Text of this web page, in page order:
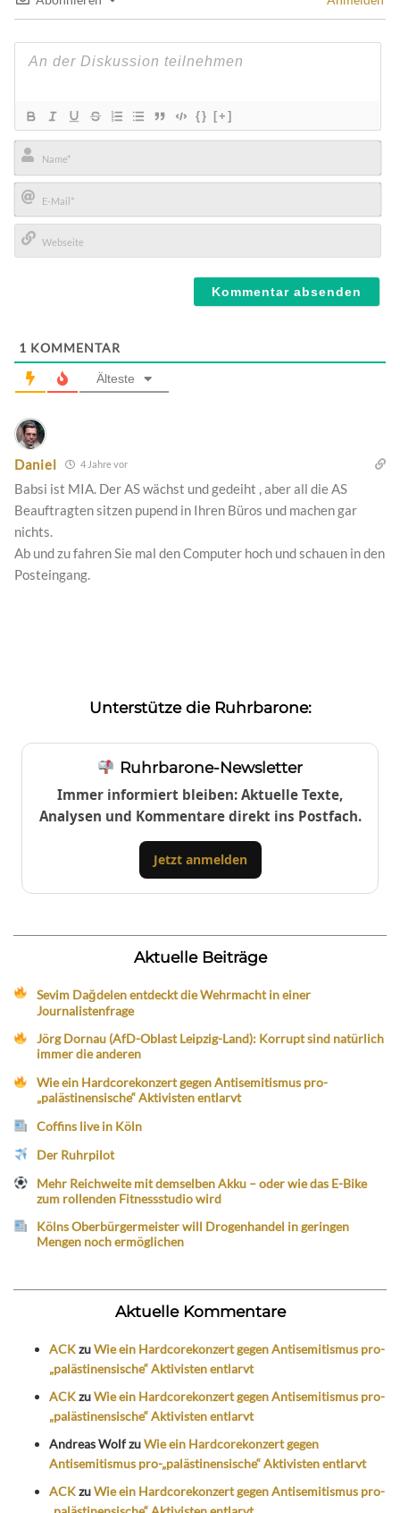
{} [+]
Name*
E-
Mail*
1 KOMMENTAR
Älteste
Daniel 4 Jahre vor
Babsi ist MIA. Der AS wächst und gedeiht , aber all die AS
Beauftragten sitzen pupend in Ihren Büros und machen gar
nichts.
Ab und zu fahren Sie mal den Computer hoch und schauen in den
Posteingang.
Unterstütze die Ruhrbarone:
Ruhrbarone-Newsletter
Immer informiert bleiben: Aktuelle Texte,
Analysen und Kommentare direkt ins Postfach.
Jetzt anmelden
Aktuelle Beiträge
Sevim Dağdelen entdeckt die Wehrmacht in einer
Journalistenfrage
Jörg Dornau (AfD-Oblast Leipzig-Land): Korrupt sind natürlich
immer die anderen
Wie ein Hardcorekonzert gegen Antisemitismus pro-
„palästinensische“ Aktivisten entlarvt
Coffins live in Köln
Der Ruhrpilot
Mehr Reichweite mit demselben Akku – oder wie das E-Bike
zum rollenden Fitnessstudio wird
Kölns Oberbürgermeister will Drogenhandel in geringen
Mengen noch ermöglichen
Aktuelle Kommentare
ACKzuWie ein Hardcorekonzert gegen Antisemitismus pro-
„palästinensische“ Aktivisten entlarvt
ACKzuWie ein Hardcorekonzert gegen Antisemitismus pro-
„palästinensische“ Aktivisten entlarvt
Andreas WolfzuWie ein Hardcorekonzert gegen
Antisemitismus pro-„palästinensische“ Aktivisten entlarvt
ACKzuWie ein Hardcorekonzert gegen Antisemitismus pro-